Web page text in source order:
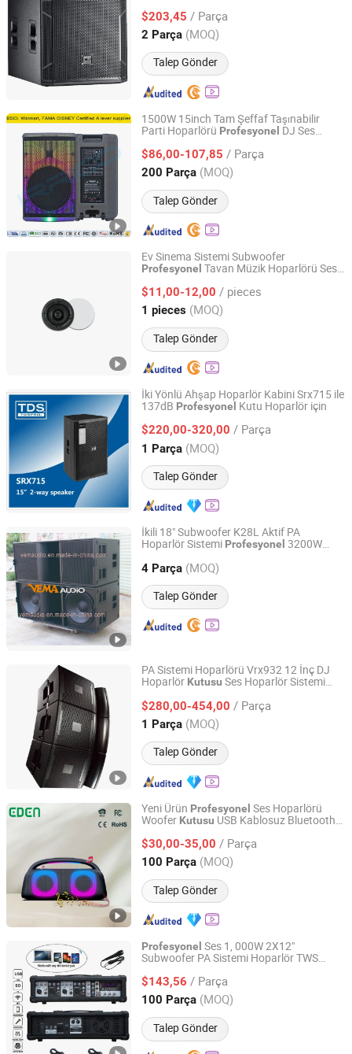
$203,45 / Parça
2 Parça (MOQ)
Talep Gönder
Guangdong, China Fiyat 2025
1500W 15inch Tam Şeffaf Taşınabilir
Parti Hoparlörü Profesyonel DJ Ses
$86,00-107,85 / Parça
200 Parça (MOQ)
Talep Gönder
Ningbo Jumboaudio Industrial Co., Ltd.
Zhejiang, China Fiyat 2018
Ev Sinema Sistemi Subwoofer
Profesyonel Tavan Müzik Hoparlörü Ses
$11,00-12,00 / pieces
1 pieces (MOQ)
Talep Gönder
Taizhou Tianlai Youyang Electronic Technology Co., Ltd.
Zhejiang, China Fiyat 2024
İki Yönlü Ahşap Hoparlör Kabini Srx715 ile
137dB Profesyonel Kutu Hoparlör için
$220,00-320,00 / Parça
1 Parça (MOQ)
Talep Gönder
TDS ACOUSTIC CO., LIMITED
Guangdong, China Fiyat 2012
İkili 18" Subwoofer K28L Aktif PA
Hoparlör Sistemi Profesyonel 3200W
DJ için
4 Parça (MOQ)
Talep Gönder
Guangzhou VEMA Audio Equipment Co., Ltd.
Guangdong, China Fiyat 2018
PA Sistemi Hoparlörü Vrx932 12 İnç DJ
Hoparlör Kutusu Ses Hoparlör Sistemi
$280,00-454,00 / Parça
1 Parça (MOQ)
Talep Gönder
Guangzhou Xinbaosheng Audio Equipment Co., Ltd.
Guangdong, China Fiyat 2016
Yeni Ürün Profesyonel Ses Hoparlörü
Woofer Kutusu USB Kablosuz Bluetooth
Boombox Hoparlör
$30,00-35,00 / Parça
100 Parça (MOQ)
Talep Gönder
Guangzhou EDEN Electronic Co., Ltd.
Guangdong, China Fiyat 2019
Profesyonel Ses 1, 000W 2X12"
Subwoofer PA Sistemi Hoparlör TWS
KutusuBocina Parlant
$143,56 / Parça
100 Parça (MOQ)
Talep Gönder
Ningbo Jumboaudio Industrial Co., Ltd.
Zhejiang, China Fiyat 2018